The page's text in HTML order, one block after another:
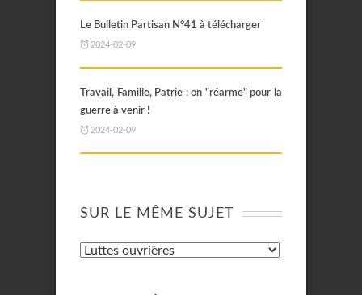
Le Bulletin Partisan N°41 à télécharger
2024-02-09
Travail, Famille, Patrie : on "réarme" pour la
guerre à venir !
2024-02-09
SUR LE MÊME SUJET